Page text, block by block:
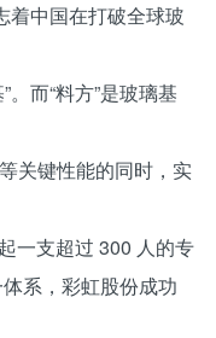
着中国在打破全球玻
而“料方”是玻璃基
关键性能的同时，实
一支超过 300 人的专
系，彩虹股份成功